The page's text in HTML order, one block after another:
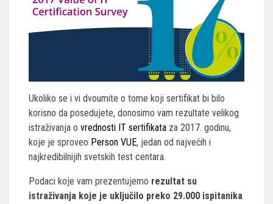
Ukoliko se i vi dvoumite o tome koji sertifikat bi bilo
korisno da posedujete, donosimo vam rezultate velikog
istraživanja o vrednosti IT sertifikata za 2017. godinu,
koje je sproveo Person VUE, jedan od najvećih i
najkredibilnijih svetskih test centara.
Podaci koje vam prezentujemo rezultat su
istraživanja koje je uključilo preko 29.000 ispitanika